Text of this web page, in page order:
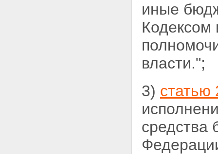
иные
власти.";
3) статью
средства